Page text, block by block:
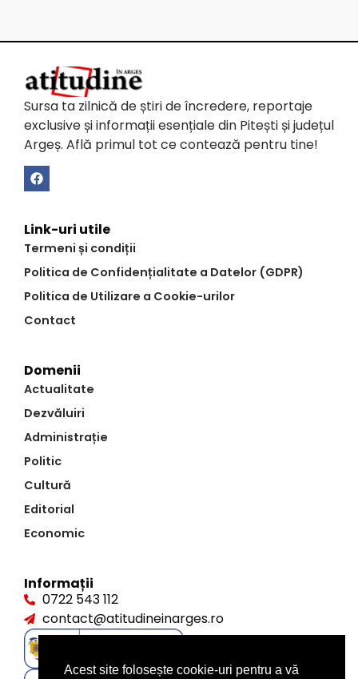
Sursa ta zilnică de știri de încredere, reportaje
exclusive și informații esențiale din Pitești și județul
Argeș. Află primul tot ce contează pentru tine!
Link-uri utile
Termeni și condiții
Politica de Confidențialitate a Datelor (GDPR)
Politica de Utilizare a Cookie-urilor
Contact
Domenii
Actualitate
Dezvăluiri
Administrație
Politic
Cultură
Editorial
Economic
Informații
0722 543 112
contact@atitudineinarges.ro
Acest site folosește cookie-uri pentru a vă